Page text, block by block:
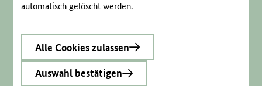
automatisch gelöscht werden.
Alle Cookies zulassen
Auswahl bestätigen